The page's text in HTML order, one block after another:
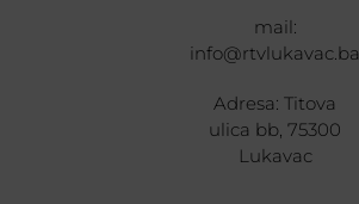
mail:
info@rtvlukavac.ba
Adresa: Titova
ulica bb, 75300
Lukavac